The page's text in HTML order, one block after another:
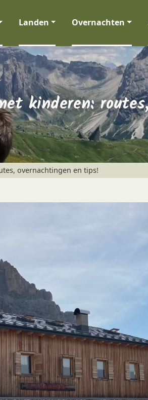
Landen Overnachten
kinderen:
overnachtingen en tips!